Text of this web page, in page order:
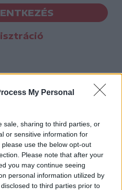
My Personal
sale, sharing to third parties, or
or sensitive information for
use the below opt-out
Please note that after your
you may continue seeing
personal information utilized by
to third parties prior to